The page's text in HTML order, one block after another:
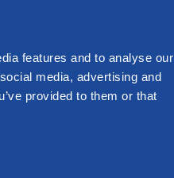
features and to analyse our
media, advertising and
provided to them or that